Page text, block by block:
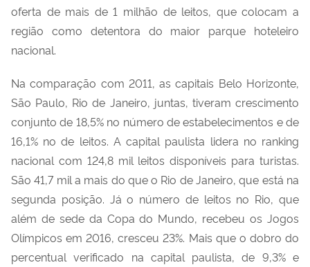
oferta de mais de 1 milhão de leitos, que colocam a
região como detentora do maior parque hoteleiro
nacional.
Na comparação com 2011, as capitais Belo Horizonte,
São Paulo, Rio de Janeiro, juntas, tiveram crescimento
conjunto de 18,5% no número de estabelecimentos e de
16,1% no de leitos. A capital paulista lidera no ranking
nacional com 124,8 mil leitos disponíveis para turistas.
São 41,7 mil a mais do que o Rio de Janeiro, que está na
segunda posição. Já o número de leitos no Rio, que
além de sede da Copa do Mundo, recebeu os Jogos
Olímpicos em 2016, cresceu 23%. Mais que o dobro do
percentual verificado na capital paulista, de 9,3% e